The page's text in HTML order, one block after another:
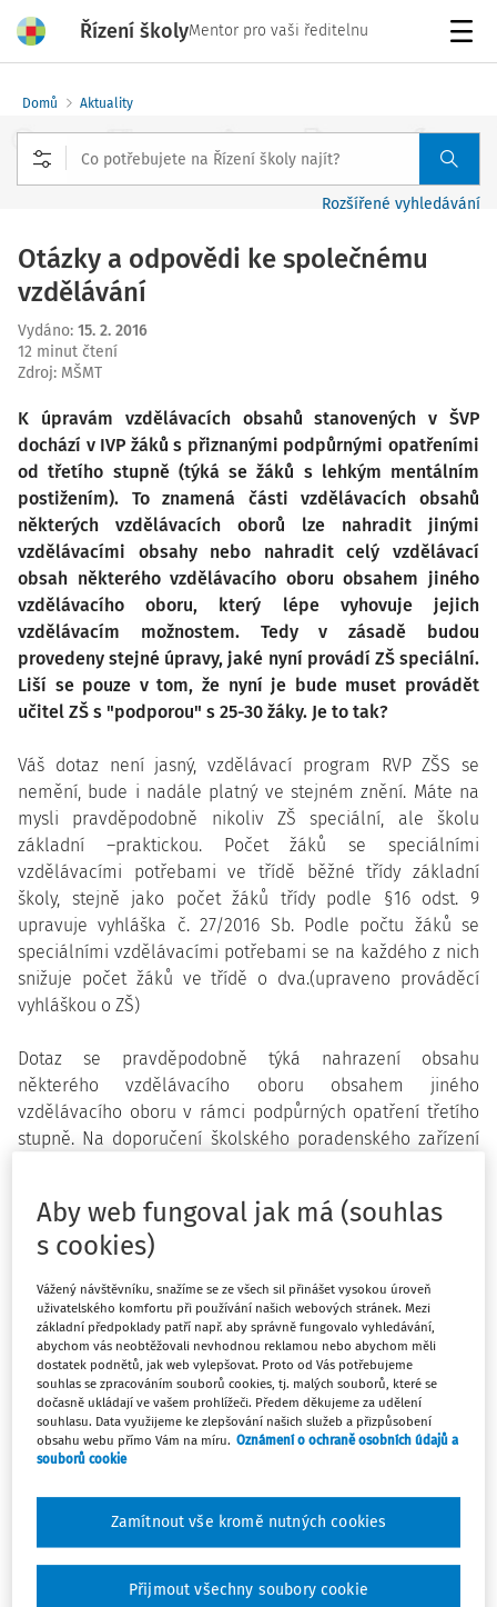
Řízení školyMentor pro vaši ředitelnu
Domů Aktuality
Rozšířené vyhledávání
Otázky a odpovědi ke společnému
vzdělávání
Vydáno: 15. 2. 2016
12 minut čtení
Zdroj: MŠMT
K úpravám vzdělávacích obsahů stanovených v ŠVP
dochází v IVP žáků s přiznanými podpůrnými opatřeními
od třetího stupně (týká se žáků s lehkým mentálním
postižením). To znamená části vzdělávacích obsahů
některých vzdělávacích oborů lze nahradit jinými
vzdělávacími obsahy nebo nahradit celý vzdělávací
obsah některého vzdělávacího oboru obsahem jiného
vzdělávacího oboru, který lépe vyhovuje jejich
vzdělávacím možnostem. Tedy v zásadě budou
provedeny stejné úpravy, jaké nyní provádí ZŠ speciální.
Liší se pouze v tom, že nyní je bude muset provádět
učitel ZŠ s "podporou" s 25-30 žáky. Je to tak?
Váš dotaz není jasný, vzdělávací program RVP ZŠS se
nemění, bude i nadále platný ve stejném znění. Máte na
mysli pravděpodobně nikoliv ZŠ speciální, ale školu
základní –praktickou. Počet žáků se speciálními
vzdělávacími potřebami ve třídě běžné třídy základní
školy, stejně jako počet žáků třídy podle §16 odst. 9
upravuje vyhláška č. 27/2016 Sb. Podle počtu žáků se
speciálními vzdělávacími potřebami se na každého z nich
snižuje počet žáků ve třídě o dva.(upraveno prováděcí
vyhláškou o ZŠ)
Dotaz se pravděpodobně týká nahrazení obsahu
některého vzdělávacího oboru obsahem jiného
vzdělávacího oboru v rámci podpůrných opatření třetího
stupně. Na doporučení školského poradenského zařízení
nebo předmětem speciálně pedagogické péče či obsahem
tématu Člověk a svět práce.
Pro žáky s přiznanými podpůrnými opatřeními
spočívajícími v úpravě vzdělávacích obsahů může být v
souladu s principy individualizace a diferenciace
vzdělávání zařazována do IVP na doporučení ŠPZ
speciálně pedagogická a pedagogická intervence. Počet
vyučovacích hodin předmětů speciálně pedagogické
péče je v závislosti na stupni podpory stanoven
předměty speciálně pedagogické péče je poskytována z
které hodiny v rámci výuky budou nahrazeny předměty
speciálně pedagogické péče. Budou na ně docházet děti
Aby web fungoval jak má (souhlas
s cookies)
Vážený návštěvníku, snažíme se ze všech sil přinášet vysokou úroveň
uživatelského komfortu při používání našich webových stránek. Mezi
základní předpoklady patří např. aby správně fungovalo vyhledávání,
abychom vás neobtěžovali nevhodnou reklamou nebo abychom měli
dostatek podnětů, jak web vylepšovat. Proto od Vás potřebujeme
souhlas se zpracováním souborů cookies, tj. malých souborů, které se
dočasně ukládají ve vašem prohlížeči. Předem děkujeme za udělení
souhlasu. Data využijeme ke zlepšování našich služeb a přizpůsobení
obsahu webu přímo Vám na míru. Oznámení o ochraně osobních údajů a
souborů cookie
Zamítnout vše kromě nutných cookies
Přijmout všechny soubory cookie